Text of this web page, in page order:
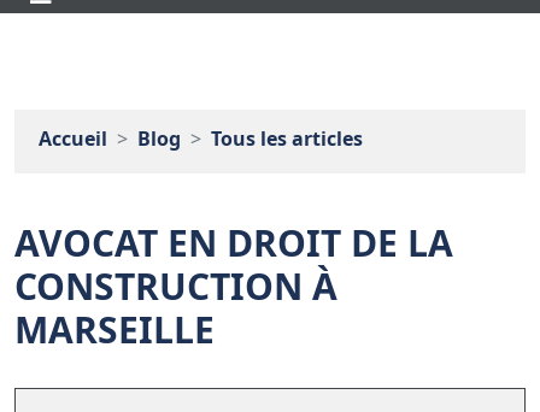
Accueil Blog Tous les articles
AVOCAT EN DROIT DE LA
CONSTRUCTION À
MARSEILLE